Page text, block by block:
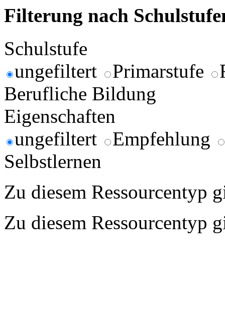
Filterung nach
Schulstufe
ungefiltert
Primarstufe
Berufliche Bildung
Eigenschaften
ungefiltert
Empfehlung
Selbstlernen
Zu diesem Ressourcentyp
Zu diesem Ressourcentyp